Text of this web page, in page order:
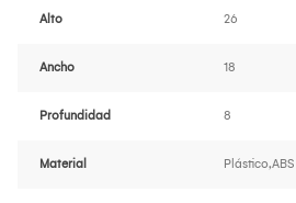
Alto 26
Ancho 18
Profundidad 8
Material Plástico,ABS